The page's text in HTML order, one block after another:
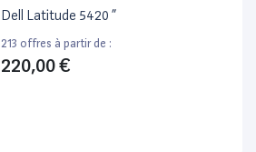
Dell Latitude 5420 ”
213 offres à partir de :
220,00 €